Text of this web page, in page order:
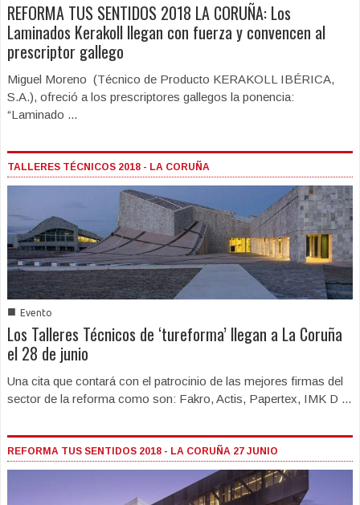
REFORMA TUS SENTIDOS 2018 LA CORUÑA: Los
Laminados Kerakoll llegan con fuerza y convencen al
prescriptor gallego
Miguel Moreno (Técnico de Producto KERAKOLL IBÉRICA,
S.A.), ofreció a los prescriptores gallegos la ponencia:
“Laminado ...
TALLERES TÉCNICOS 2018 - LA CORUÑA
■ Evento
Los Talleres Técnicos de ‘tureforma’ llegan a La Coruña
el 28 de junio
Una cita que contará con el patrocinio de las mejores firmas del
sector de la reforma como son: Fakro, Actis, Papertex, IMK D ...
REFORMA TUS SENTIDOS 2018 - LA CORUÑA 27 JUNIO